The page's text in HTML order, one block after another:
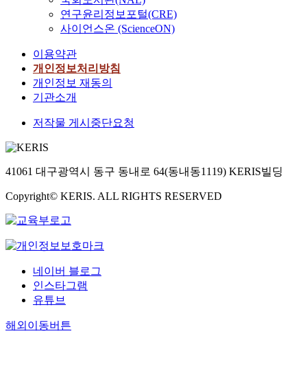
연구윤리정보포털(CRE)
사이언스온 (ScienceON)
이용약관
개인정보처리방침
개인정보 재동의
기관소개
저작물 게시중단요청
41061 대구광역시 동구 동내로 64(동내동1119) KERIS빌딩
Copyright© KERIS. ALL RIGHTS RESERVED
네이버 블로그
인스타그램
유튜브
해외이동버튼